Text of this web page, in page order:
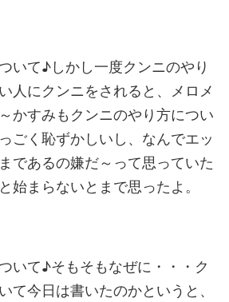
いて♪しかし一度クンニのやり
人にクンニをされると、メロメ
かすみもクンニのやり方につい
ごく恥ずかしいし、なんでエッ
であるの嫌だ～って思っていた
始まらないとまで思ったよ。
いて♪そもそもなぜに・・・ク
て今日は書いたのかというと、